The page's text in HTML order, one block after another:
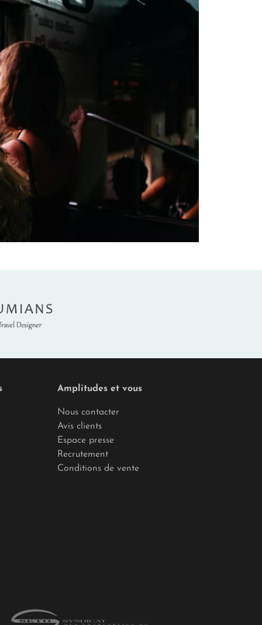
Amplitudes et vous
Nous contacter
Avis clients
Espace presse
Recrutement
Conditions de vente